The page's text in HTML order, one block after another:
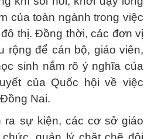
của toàn ngành trong việc
thị. Đồng thời, các đơn vị
rộng để cán bộ, giáo viên,
sinh nắm rõ ý nghĩa của
của Quốc hội về việc
Nai.
ra sự kiện, các cơ sở giáo